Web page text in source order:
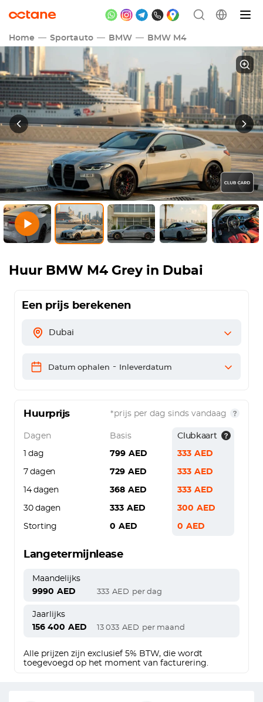
Home Sportauto BMW BMW M4
Huur BMW M4 Greyin Dubai
Een prijs berekenen
Dubai
Datum ophalen - Inleverdatum
Huurprijs *prijs per dag sinds vandaag
Dagen Basis Clubkaart
1 dag 799 AED 333 AED
7 dagen 729 AED 333 AED
14 dagen 368 AED 333 AED
30 dagen 333 AED 300 AED
Storting 0 AED 0 AED
Langetermijnlease
Maandelijks
9990 AED 333 AED per dag
Jaarlijks
156 400 AED 13 033 AED per maand
Alle prijzen zijn exclusief 5% BTW, die wordt
toegevoegd op het moment van facturering.